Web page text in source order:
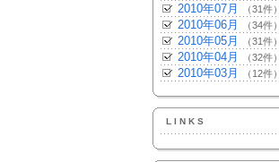
2010年07月 （31件）
2010年06月 （34件）
2010年05月 （31件）
2010年04月 （32件）
2010年03月 （12件）
LINKS